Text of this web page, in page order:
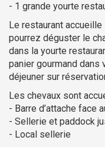
- 1 grande yourte
Le restaurant
pourrez déguster le
dans la yourte
panier gourmand dans
déjeuner sur
Les chevaux sont
- Barre d’attache face
- Sellerie et paddock
- Local sellerie